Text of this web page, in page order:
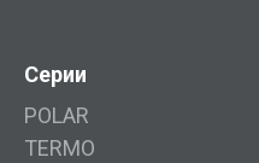
Серии
POLAR
TERMO